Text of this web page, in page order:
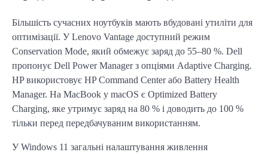
Більшість сучасних ноутбуків мають вбудовані утиліти для
оптимізації. У Lenovo Vantage доступний режим
Conservation Mode, який обмежує заряд до 55–80 %. Dell
пропонує Dell Power Manager з опціями Adaptive Charging.
HP використовує HP Command Center або Battery Health
Manager. На MacBook у macOS є Optimized Battery
Charging, яке утримує заряд на 80 % і доводить до 100 %
тільки перед передбачуваним використанням.
У Windows 11 загальні налаштування живлення